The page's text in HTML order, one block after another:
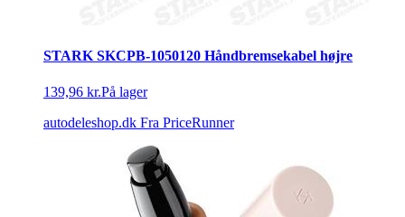
STARK SKCPB-1050120 Håndbremsekabel højre
139,96 kr.På lager
autodeleshop.dk Fra PriceRunner